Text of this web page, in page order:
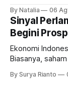
masih menarik
By Natalia 06
Sinyal
Begini
Ekonomi
Biasanya,
bank ke
By Surya Rianto